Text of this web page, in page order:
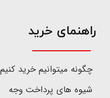
​راهنمای خرید
چگونه میتوانیم خرید
شیوه های پرداخت وجه